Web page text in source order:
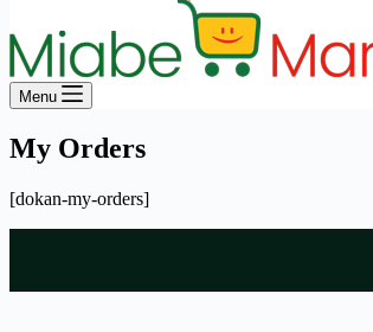
Menu
My Orders
[dokan-my-orders]